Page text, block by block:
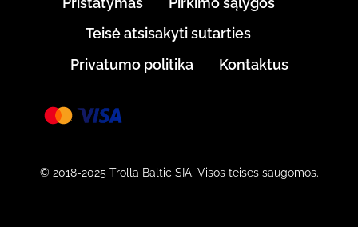
Teisė atsisakyti sutarties
Privatumo politika
Kontaktus
© 2018-2025 Trolla Baltic SIA. Visos teisės saugomos.